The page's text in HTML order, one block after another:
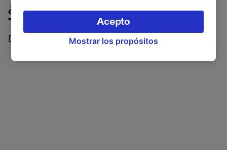
¿Qué piensan nuestros clientes de
Trainline?
Descubre reseñas reales de nuestros viajeros
Puedes aceptar o administrar tus preferencias
haciendo clic abajo, incluido el derecho de
oposición en función de tu interés legítimo o,
Mostrar los propósitos
Acepto